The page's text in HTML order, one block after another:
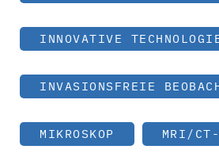
INNOVATIVE
INVASIONSFREIE
MIKROSKOP MRI/CT-